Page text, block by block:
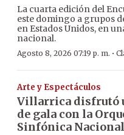
La cuarta edición del
este domingo a grupos
en Estados Unidos, en
nacional.
Agosto 8, 2026 07:19 p. m. ·
Arte y Espectáculos
Villarrica disfrutó
de gala con la
Sinfónica Nacional